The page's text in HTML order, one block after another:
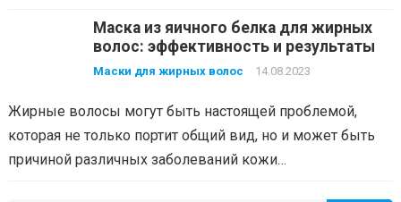
Маска из яичного белка для жирных
волос: эффективность и результаты
Маски для жирных волос 14.08.2023
Жирные волосы могут быть настоящей проблемой,
которая не только портит общий вид, но и может быть
причиной различных заболеваний кожи…